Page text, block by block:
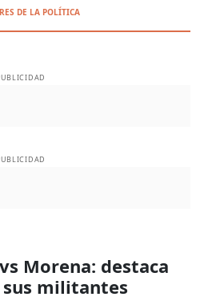
DE LA POLÍTICA
Morena: destaca
militantes